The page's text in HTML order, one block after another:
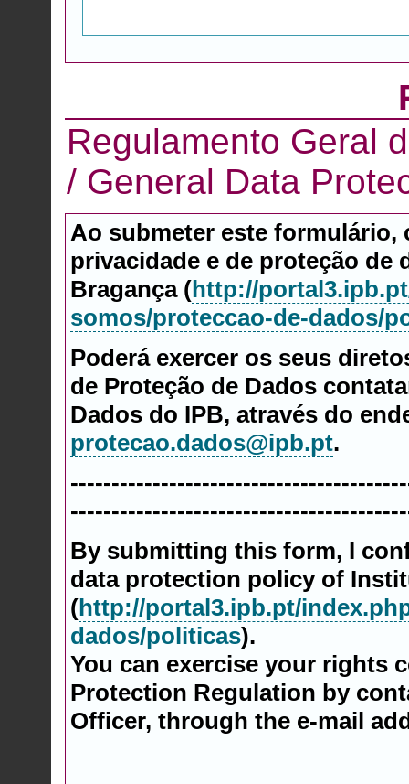
Regulamento Geral
/ General Data
Ao submeter este
privacidade e de proteção
Bragança (http://
somos/proteccao-de-dados/
Poderá exercer os seus
de Proteção de Dados
Dados do IPB, através do
protecao.dados@ipb.pt.
By submitting this form, I
data protection policy of
(http://portal3.ipb.pt/
dados/politicas).
You can exercise your rights
Protection Regulation by
Officer, through the e-mail